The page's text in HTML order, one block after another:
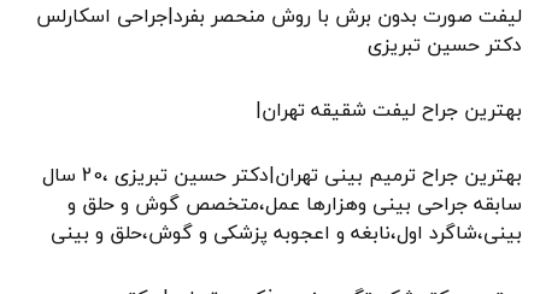
لیفت صورت بدون برش با روش منحصر بفرد|جراحی اسکارلس
دکتر حسین تبریزی
بهترین جراح لیفت شقیقه تهران|
بهترین جراح ترمیم بینی تهران|دکتر حسین تبریزی ،20 سال
سابقه جراحی بینی وهزارها عمل،متخصص گوش و حلق و
بینی،شاگرد اول،نابغه و اعجوبه پزشکی و گوش،حلق و بینی